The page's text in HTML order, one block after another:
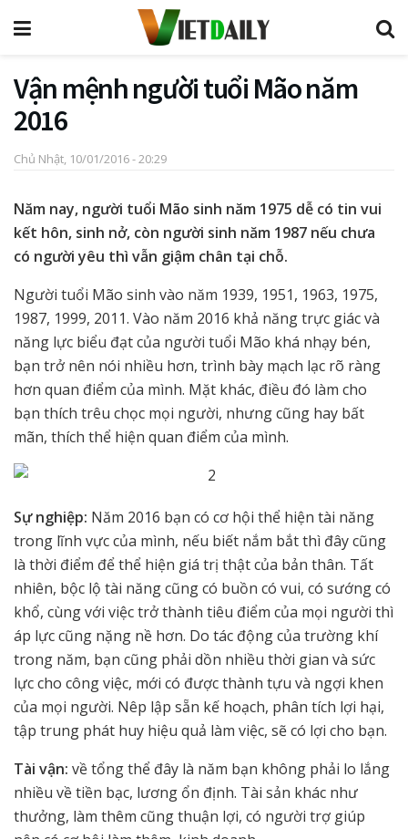
Vận mệnh người tuổi Mão năm
2016
Chủ Nhật, 10/01/2016 - 20:29
Năm nay, người tuổi Mão sinh năm 1975 dễ có tin vui
kết hôn, sinh nở, còn người sinh năm 1987 nếu chưa
có người yêu thì vẫn giậm chân tại chỗ.
Người tuổi Mão sinh vào năm 1939, 1951, 1963, 1975,
1987, 1999, 2011. Vào năm 2016 khả năng trực giác và
năng lực biểu đạt của người tuổi Mão khá nhạy bén,
bạn trở nên nói nhiều hơn, trình bày mạch lạc rõ ràng
hơn quan điểm của mình. Mặt khác, điều đó làm cho
bạn thích trêu chọc mọi người, nhưng cũng hay bất
mãn, thích thể hiện quan điểm của mình.
Sự nghiệp: Năm 2016 bạn có cơ hội thể hiện tài năng
trong lĩnh vực của mình, nếu biết nắm bắt thì đây cũng
là thời điểm để thể hiện giá trị thật của bản thân. Tất
nhiên, bộc lộ tài năng cũng có buồn có vui, có sướng có
khổ, cùng với việc trở thành tiêu điểm của mọi người thì
áp lực cũng nặng nề hơn. Do tác động của trường khí
trong năm, bạn cũng phải dồn nhiều thời gian và sức
lực cho công việc, mới có được thành tựu và ngợi khen
của mọi người. Nêp lập sẵn kế hoạch, phân tích lợi hại,
tập trung phát huy hiệu quả làm việc, sẽ có lợi cho bạn.
Tài vận: về tổng thể đây là năm bạn không phải lo lắng
nhiều về tiền bạc, lương ổn định. Tài sản khác như
thưởng, làm thêm cũng thuận lợi, có người trợ giúp